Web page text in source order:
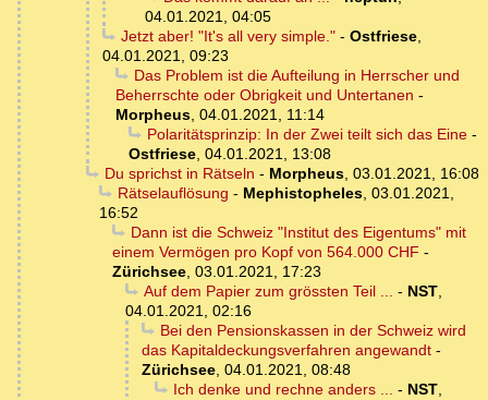
04.01.2021, 04:05
Jetzt aber! "It's all very simple."- Ostfriese,
04.01.2021, 09:23
Das Problem ist die Aufteilung in Herrscher und
Beherrschte oder Obrigkeit und Untertanen -
Morpheus, 04.01.2021, 11:14
Polaritätsprinzip: In der Zwei teilt sich das Eine-
Ostfriese, 04.01.2021, 13:08
Du sprichst in Rätseln - Morpheus, 03.01.2021, 16:08
Rätselauflösung - Mephistopheles, 03.01.2021,
16:52
Dann ist die Schweiz "Institut des Eigentums" mit
einem Vermögen pro Kopf von 564.000 CHF -
Zürichsee, 03.01.2021, 17:23
Auf dem Papier zum grössten Teil ... - NST,
04.01.2021, 02:16
Bei den Pensionskassen in der Schweiz wird
das Kapitaldeckungsverfahren angewandt -
Zürichsee, 04.01.2021, 08:48
Ich denke und rechne anders ... - NST,